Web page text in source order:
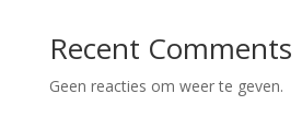
Recent Comments
Geen reacties om weer te geven.